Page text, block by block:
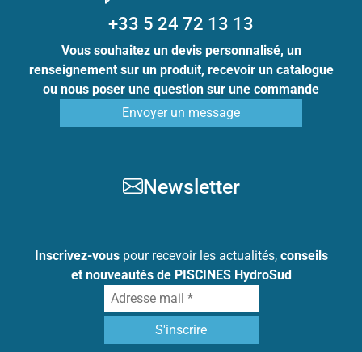
+33 5 24 72 13 13
Vous souhaitez un devis personnalisé, un
renseignement sur un produit, recevoir un catalogue
ou nous poser une question sur une commande
Envoyer un message
Newsletter
Inscrivez-vouspour recevoir les actualités, conseils
et nouveautés de PISCINES HydroSud